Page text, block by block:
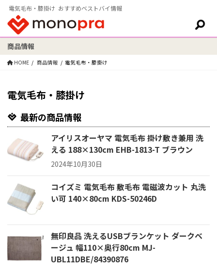
電気毛布・膝掛け おすすめベストバイ情報
検索:
商品情報
HOME 商品情報 電気毛布・膝掛け
電気毛布・膝掛け
最新の商品情報
アイリスオーヤマ 電気毛布 掛け敷き兼用 洗
える 188×130cm EHB-1813-T ブラウン
2024年10月30日
コイズミ 電気毛布 敷毛布 電磁波カット 丸洗
い可 140×80cm KDS-50246D
無印良品 洗えるUSBブランケット ダークベ
ージュ 幅110×奥行80cm MJ-
UBL11DBE/84390876